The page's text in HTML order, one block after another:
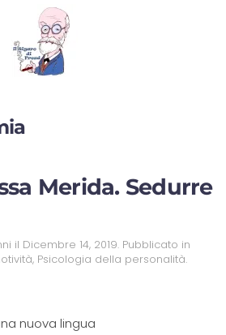
Merida. Sedurre
il Dicembre 14, 2019. Pubblicato in
, Psicologia della personalità.
nuova lingua